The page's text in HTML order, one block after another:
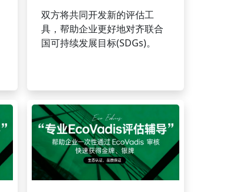
双方将共同开发新的评估工
具，帮助企业更好地对齐联合
国可持续发展目标(SDGs)。